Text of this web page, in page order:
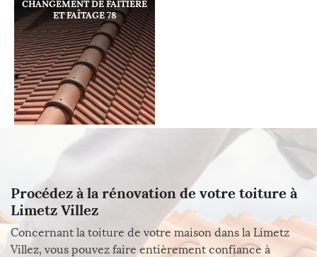
CHANGEMENT DE FAÎTIÈRE
ET FAÎTAGE 78
Procédez à la rénovation de votre toiture à
Limetz Villez
Concernant la toiture de votre maison dans la Limetz
Villez, vous pouvez faire entièrement confiance à